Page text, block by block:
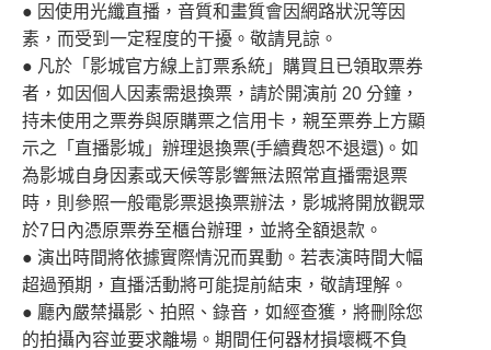
● 因使用光纖直播，音質和畫質會因網路狀況等因
素，而受到一定程度的干擾。敬請見諒。
● 凡於「影城官方線上訂票系統」購買且已領取票券
者，如因個人因素需退換票，請於開演前 20 分鐘，
持未使用之票券與原購票之信用卡，親至票券上方顯
示之「直播影城」辦理退換票(手續費恕不退還)。如
為影城自身因素或天候等影響無法照常直播需退票
時，則參照一般電影票退換票辦法，影城將開放觀眾
於7日內憑原票券至櫃台辦理，並將全額退款。
● 演出時間將依據實際情況而異動。若表演時間大幅
超過預期，直播活動將可能提前結束，敬請理解。
● 廳內嚴禁攝影、拍照、錄音，如經查獲，將刪除您
的拍攝內容並要求離場。期間任何器材損壞概不負